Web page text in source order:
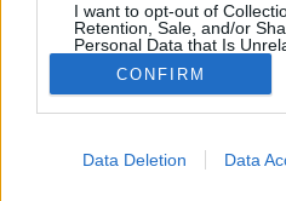
I want to opt-out of
Retention, Sale, and/or
Personal Data that Is
Purposes for which it was
Opted Out
CONFIRM
Data Deletion Data
2025. május 12. 11:34